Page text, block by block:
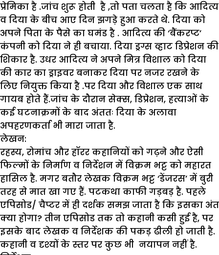
प्रेमिका है .जांच शुरू होती है ,तो पता चलता है कि आदित्य
व दिया के बीच आए दिन झगड़े हुआ करते थे. दिया को
अपने पिता के पैसे का घमंड है . आदित्य की ‘बैंकरप्ट’
कंपनी को दिया ने ही बचाया. दिया ड्रग्स व्हाट डिप्रेशन की
शिकार है. उधर आदित्य ने अपने मित्र विशाल को दिया
की कार का ड्राइवर बनाकर दिया पर नजर रखने के
लिए नियुक्त किया है .पर दिया और विशाल एक साथ
गायब होते हैं.जांच के दौरान सेक्स, डिप्रेशन, हत्याओं के
कई घटनाक्रमों के बाद अंततः दिया के अलावा
अपहरणकर्ता भी मारा जाता है.
लेखन:
रहस्य, रोमांच और हॉरर कहानियों को गढ़ने और ऐसी
फिल्मों के निर्माण व निर्देशन में विक्रम भट्ट को महारत
हासिल है. मगर बतौर लेखक विक्रम भट्ट ‘डेंजरस’ में बुरी
तरह से मात खा गए हैं. पटकथा काफी गड़बड़ है. पहले
एपिसोड/ चैप्टर में ही दर्शक समझ जाता है कि इसका अंत
क्या होगा? तीन एपिसोड तक तो कहानी कसी हुई है, पर
इसके बाद लेखक व निर्देशक की पकड़ ढीली हो जाती है.
कहानी व दृश्यों के स्तर पर कुछ भी नयापन नहीं है.